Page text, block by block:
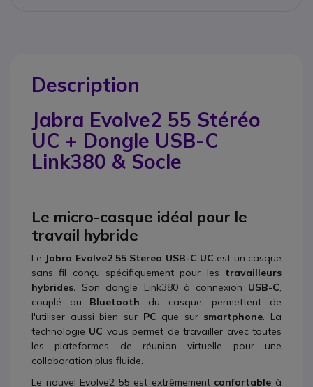
Description
Jabra Evolve2 55 Stéréo
UC + Dongle USB-C
Link380 & Socle
Le micro-casque idéal pour le
travail hybride
Le Jabra Evolve2 55 Stereo USB-C UC est un casque
sans fil conçu spécifiquement pour les travailleurs
hybrides. Son dongle Link380 à connexion USB-C,
couplé au Bluetooth du casque, permettent de
l'utiliser aussi bien sur PC que sur smartphone. La
technologie UC vous permet de travailler avec toutes
les plateformes de réunion virtuelle pour une
collaboration plus fluide.
Le nouvel Evolve2 55 est extrêmement confortable à